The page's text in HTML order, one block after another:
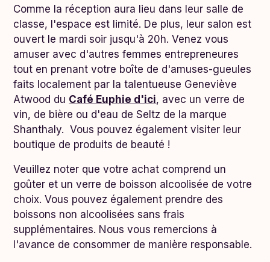
Comme la réception aura lieu dans leur salle de
classe, l'espace est limité. De plus, leur salon est
ouvert le mardi soir jusqu'à 20h. Venez vous
amuser avec d'autres femmes entrepreneures
tout en prenant votre boîte de d'amuses-gueules
faits localement par la talentueuse Geneviève
Atwood du Café Euphie d'ici, avec un verre de
vin, de bière ou d'eau de Seltz de la marque
Shanthaly. Vous pouvez également visiter leur
boutique de produits de beauté !
Veuillez noter que votre achat comprend un
goûter et un verre de boisson alcoolisée de votre
choix. Vous pouvez également prendre des
boissons non alcoolisées sans frais
supplémentaires. Nous vous remercions à
l'avance de consommer de manière responsable.